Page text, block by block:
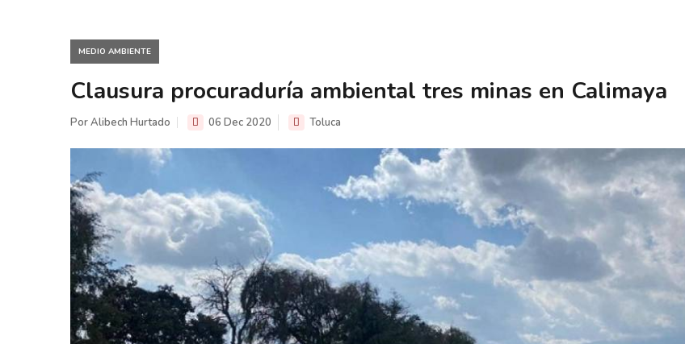
MEDIO AMBIENTE
Clausura procuraduría ambiental tres minas en Calimaya
Por Alibech Hurtado 06 Dec 2020 Toluca